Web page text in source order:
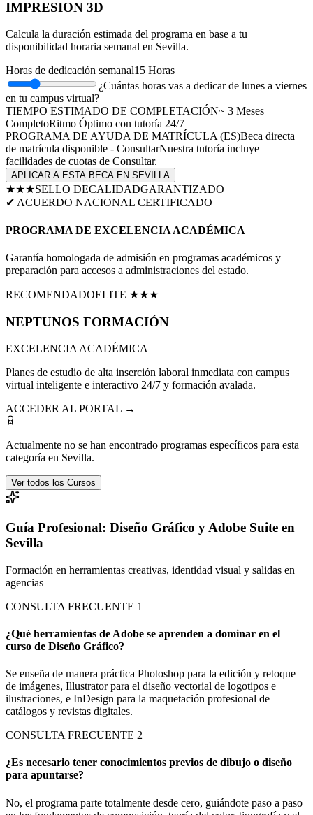
IMPRESION 3D
Calcula la duración estimada del programa en base a tu
disponibilidad horaria semanal en Sevilla.
Horas de dedicación semanal15 Horas
¿Cuántas horas vas a dedicar de lunes a viernes
en tu campus virtual?
TIEMPO ESTIMADO DE COMPLETACIÓN~ 3 Meses
CompletoRitmo Óptimo con tutoría 24/7
PROGRAMA DE AYUDA DE MATRÍCULA (ES)Beca directa
de matrícula disponible - ConsultarNuestra tutoría incluye
facilidades de cuotas de Consultar.
APLICAR A ESTA BECA EN SEVILLA
★★★SELLO DECALIDADGARANTIZADO
✔ ACUERDO NACIONAL CERTIFICADO
PROGRAMA DE EXCELENCIA ACADÉMICA
Garantía homologada de admisión en programas académicos y
preparación para accesos a administraciones del estado.
RECOMENDADOELITE ★★★
NEPTUNOS FORMACIÓN
EXCELENCIA ACADÉMICA
Planes de estudio de alta inserción laboral inmediata con campus
virtual inteligente e interactivo 24/7 y formación avalada.
ACCEDER AL PORTAL →
Actualmente no se han encontrado programas específicos para esta
categoría en Sevilla.
Ver todos los Cursos
Guía Profesional: Diseño Gráfico y Adobe Suite en
Sevilla
Formación en herramientas creativas, identidad visual y salidas en
agencias
CONSULTA FRECUENTE 1
¿Qué herramientas de Adobe se aprenden a dominar en el
curso de Diseño Gráfico?
Se enseña de manera práctica Photoshop para la edición y retoque
de imágenes, Illustrator para el diseño vectorial de logotipos e
ilustraciones, e InDesign para la maquetación profesional de
catálogos y revistas digitales.
CONSULTA FRECUENTE 2
¿Es necesario tener conocimientos previos de dibujo o diseño
para apuntarse?
No, el programa parte totalmente desde cero, guiándote paso a paso